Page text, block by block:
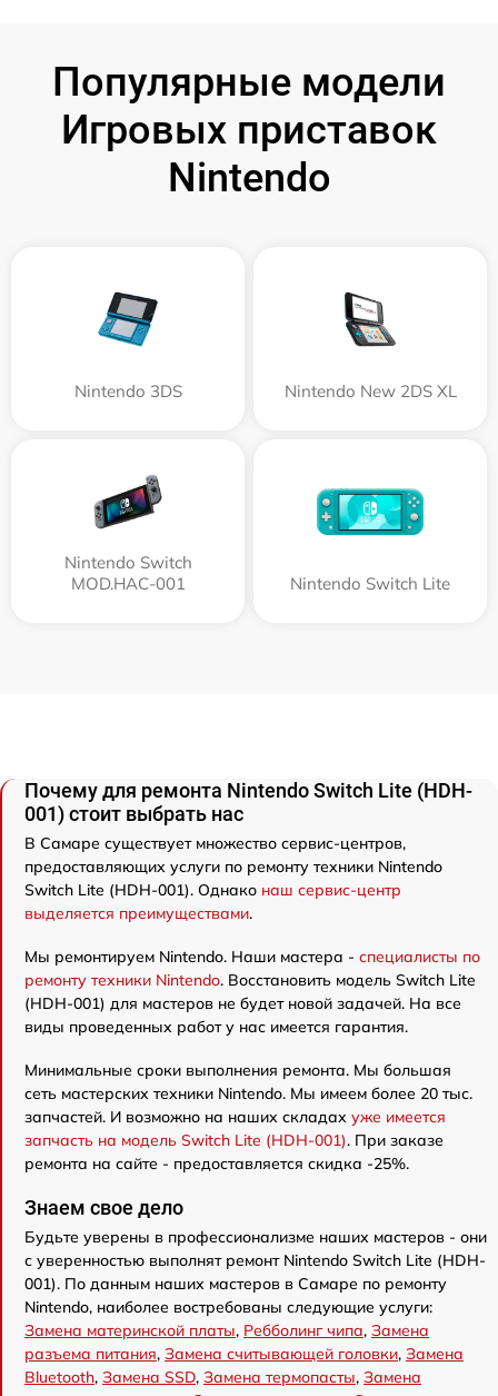
Популярные модели
Игровых приставок
Nintendo
Nintendo 3DS Nintendo New 2DS XL
Nintendo Switch
MOD.HAC-001
Nintendo Switch Lite
Почему для ремонта Nintendo Switch Lite (HDH-
001) стоит выбрать нас
В Самаре существует множество сервис-центров,
предоставляющих услуги по ремонту техники Nintendo
Switch Lite (HDH-001). Однако наш сервис-центр
выделяется преимуществами.
Мы ремонтируем Nintendo. Наши мастера - специалисты по
ремонту техники Nintendo. Восстановить модель Switch Lite
(HDH-001) для мастеров не будет новой задачей. На все
виды проведенных работ у нас имеется гарантия.
Минимальные сроки выполнения ремонта. Мы большая
сеть мастерских техники Nintendo. Мы имеем более 20 тыс.
запчастей. И возможно на наших складах уже имеется
запчасть на модель Switch Lite (HDH-001). При заказе
ремонта на сайте - предоставляется скидка -25%.
Знаем свое дело
Будьте уверены в профессионализме наших мастеров - они
с уверенностью выполнят ремонт Nintendo Switch Lite (HDH-
001). По данным наших мастеров в Самаре по ремонту
Nintendo, наиболее востребованы следующие услуги:
Замена материнской платы, Ребболинг чипа, Замена
разъема питания, Замена считывающей головки, Замена
Bluetooth, Замена SSD, Замена термопасты, Замена